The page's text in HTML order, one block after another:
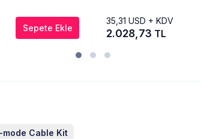
Sepete Ekle
35,31 USD + KDV
2.028,73 TL
mode Cable Kit